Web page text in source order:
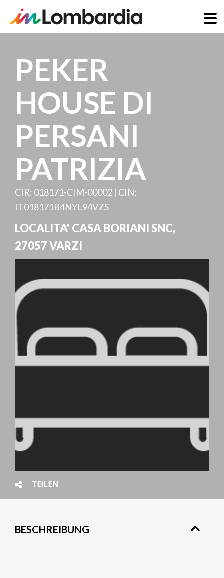
PEKER
HOUSE DI
PERSANI
PATRIZIA
CIR: 018171-CIM-00002 | CIN:
IT018171B4NYL94VZS
LOCALITA' CASA BORIANI SNC,
27057VARZI
TEILEN
BESCHREIBUNG